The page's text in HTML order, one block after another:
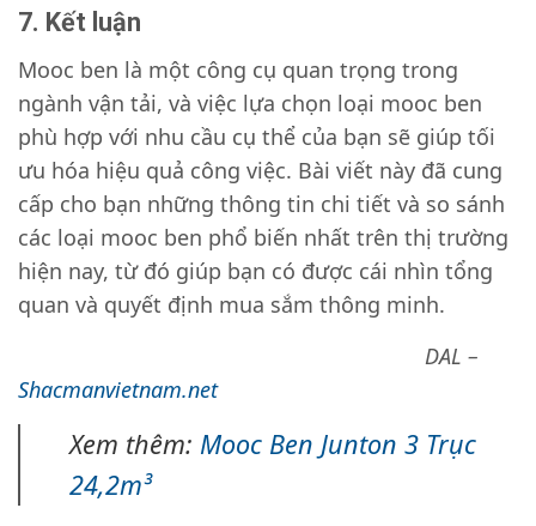
7. Kết luận
Mooc ben là một công cụ quan trọng trong
ngành vận tải, và việc lựa chọn loại mooc ben
phù hợp với nhu cầu cụ thể của bạn sẽ giúp tối
ưu hóa hiệu quả công việc. Bài viết này đã cung
cấp cho bạn những thông tin chi tiết và so sánh
các loại mooc ben phổ biến nhất trên thị trường
hiện nay, từ đó giúp bạn có được cái nhìn tổng
quan và quyết định mua sắm thông minh.
DAL –
Shacmanvietnam.net
Xem thêm: Mooc Ben Junton 3 Trục
24,2m³